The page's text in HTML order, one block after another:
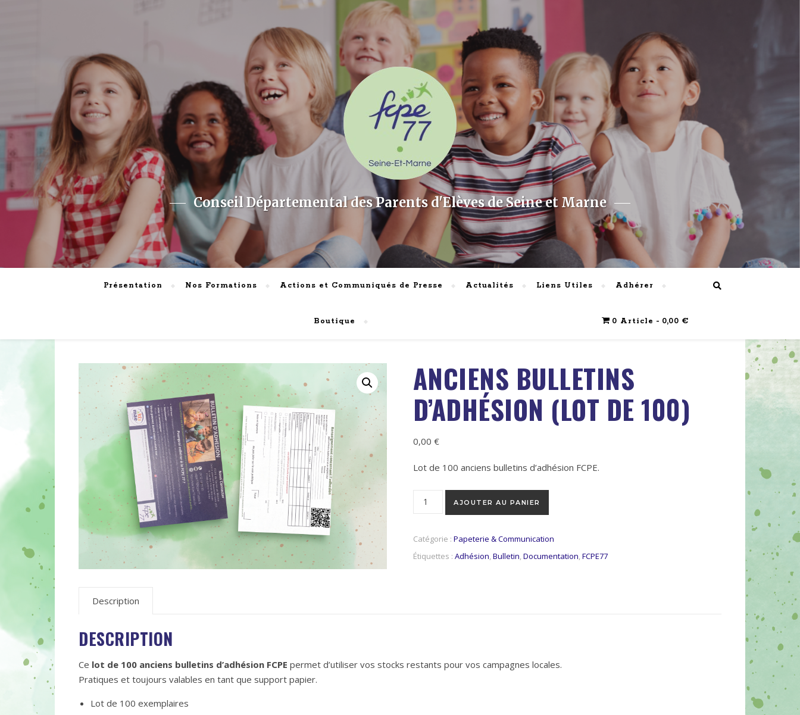
Conseil Départemental des Parents d'Elèves de Seine et Marne
Présentation Nos Formations Actions et Communiqués de Presse Actualités Liens Utiles Adhérer
Boutique 0 Article 0,00 €
ANCIENS BULLETINS
D’ADHÉSION (LOT DE 100)
0,00 €
Lot de 100 anciens bulletins d’adhésion FCPE.
quantité de Anciens bulletins d’adhésion (lot de 100)
AJOUTER AU PANIER
Catégorie : Papeterie & Communication
Étiquettes : Adhésion,Bulletin,Documentation,FCPE77
Description
DESCRIPTION
Ce lot de 100 anciens bulletins d’adhésion FCPE permet d’utiliser vos stocks restants pour vos campagnes locales.
Pratiques et toujours valables en tant que support papier.
Lot de 100 exemplaires